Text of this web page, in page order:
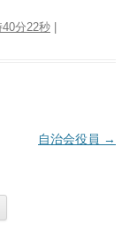
分22秒
自治会役員 →